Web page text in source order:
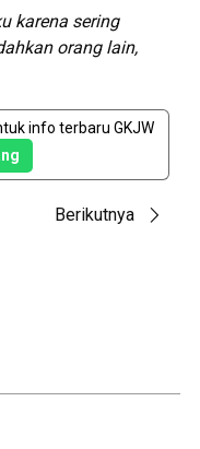
karena sering
orang lain,
info terbaru GKJW
Berikutnya